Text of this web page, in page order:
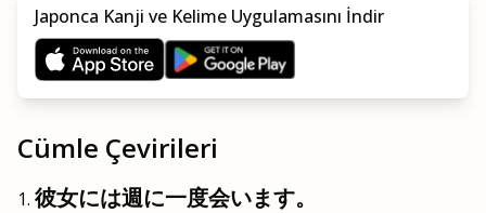
Japonca Kanji ve Kelime Uygulamasını İndir
Cümle Çevirileri
彼女には週に一度会います。